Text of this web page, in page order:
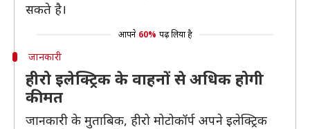
सकते है।
आपने 60% पढ़ लिया है
जानकारी
हीरो इलेक्ट्रिक के वाहनों से अधिक होगी
कीमत
जानकारी के मुताबिक, हीरो मोटोकॉर्प अपने इलेक्ट्रिक